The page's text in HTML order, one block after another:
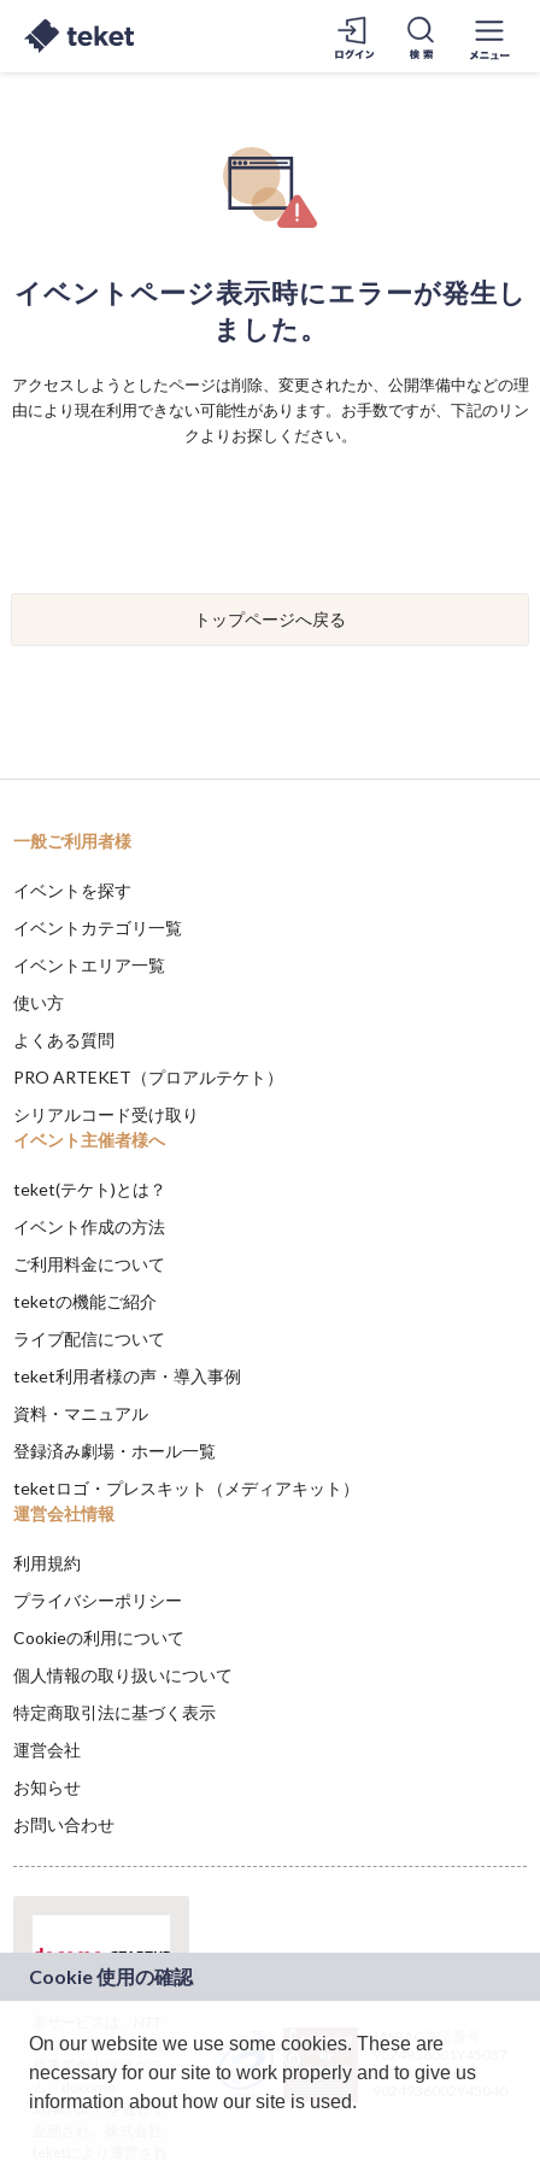
イベントページ表示時にエラーが発生し
ました。
アクセスしようとしたページは削除、変更されたか、公開準備中などの理
由により現在利用できない可能性があります。お手数ですが、下記のリン
クよりお探しください。
トップページへ戻る
一般ご利用者様
イベントを探す
イベントカテゴリ一覧
イベントエリア一覧
使い方
よくある質問
PRO ARTEKET（プロアルテケト）
シリアルコード受け取り
イベント主催者様へ
teket(テケト)とは？
イベント作成の方法
ご利用料金について
teketの機能ご紹介
ライブ配信について
teket利用者様の声・導入事例
資料・マニュアル
登録済み劇場・ホール一覧
teketロゴ・プレスキット（メディアキット）
運営会社情報
利用規約
プライバシーポリシー
Cookieの利用について
個人情報の取り扱いについて
特定商取引法に基づく表示
運営会社
お知らせ
お問い合わせ
ドコモグループの新
規事業創出プログラ
ム「docomo
STARTUP」を通じて
JASRAC許諾番号：
9024936001Y45037
JASRAC許諾番号：
On our website we use some cookies. These are
necessary for our site to work properly and to give us
information about how our site is used.